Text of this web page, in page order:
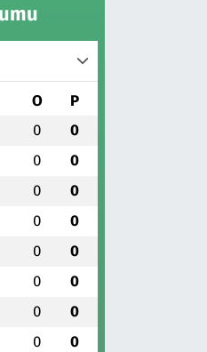
O P
0 0
0 0
0 0
0 0
0 0
0 0
0 0
0 0